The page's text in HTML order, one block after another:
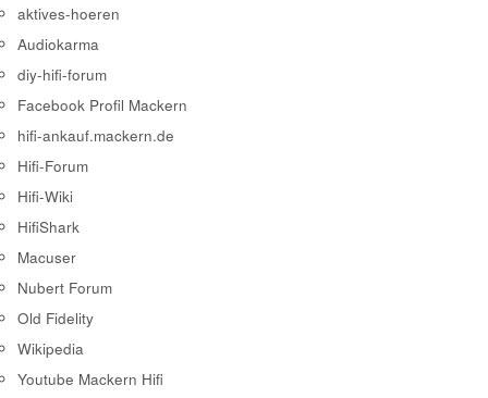
aktives-hoeren
Audiokarma
diy-hifi-forum
Facebook Profil Mackern
hifi-ankauf.mackern.de
Hifi-Forum
Hifi-Wiki
HifiShark
Macuser
Nubert Forum
Old Fidelity
Wikipedia
Youtube Mackern Hifi